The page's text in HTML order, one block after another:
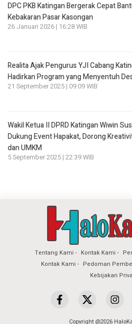
DPC PKB Katingan Bergerak Cepat
Kebakaran Pasar Kasongan
26 Januari 2026 | 16:28 WIB
Realita Ajak Pengurus YJI Cabang
Hadirkan Program yang Menyentuh
21 September 2025 | 09:09 WIB
Wakil Ketua II DPRD Katingan Wiwin
Dukung Event Hapakat, Dorong
dan UMKM
5 September 2025 | 22:39 WIB
Tentang Kami Kontak Kami
Kontak Kami
Pedoman
Kebijakan
Copyright @2026